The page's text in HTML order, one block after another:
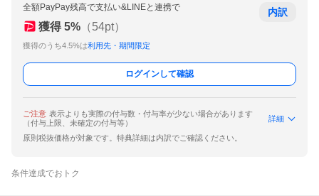
全額PayPay残高で支払い&LINEと連携で
獲得 5% （54pt）
獲得のうち4.5%は利用先・期間限定
内訳
ログインして確認
ご注意 表示よりも実際の付与数・付与率が少ない場合があります
（付与上限、未確定の付与等）
詳細
原則税抜価格が対象です。特典詳細は内訳でご確認ください。
条件達成でおトク